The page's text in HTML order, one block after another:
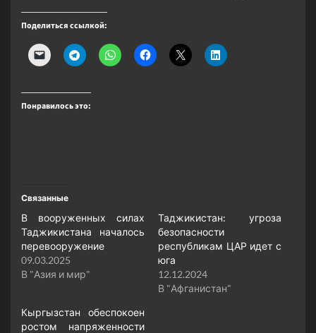
Поделиться ссылкой:
Понравилось это:
Связанные
В вооруженных силах
Таджикистана началось
перевооружение
09.03.2025
В "Азия и мир"
Таджикистан: угроза
безопасности
республикам ЦАР идет с
юга
12.12.2024
В "Афганистан"
Кыргызстан обеспокоен
ростом напряженности